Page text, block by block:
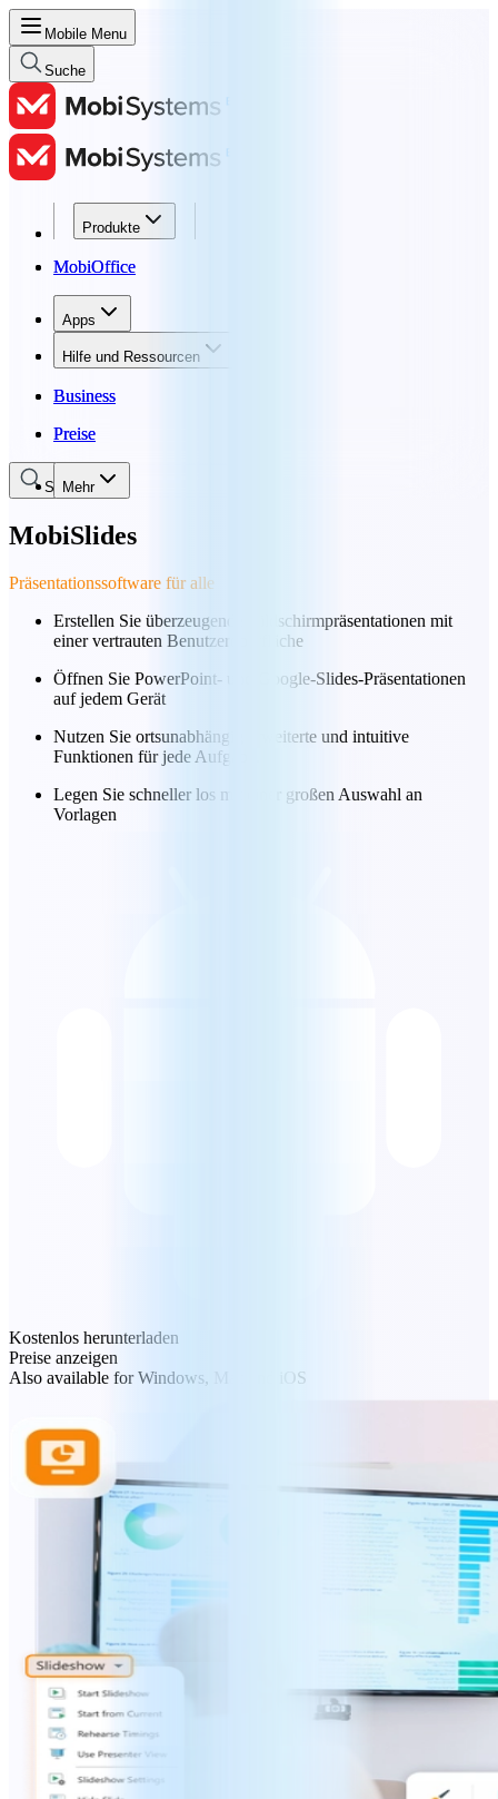
Mobile Menu
Suche
Produkte
MobiOffice
Apps
Hilfe und Ressourcen
Business
Preise
Mehr
Produkte
MobiOffice
Apps
Hilfe und Ressourcen
Business
Preise
Suche
MobiSlides
Präsentationssoftware für alle
Erstellen Sie überzeugende Bildschirmpräsentationen mit
einer vertrauten Benutzeroberfläche
Öffnen Sie PowerPoint- und Google-Slides-Präsentationen
auf jedem Gerät
Nutzen Sie ortsunabhängig erweiterte und intuitive
Funktionen für jede Aufgabe.
Legen Sie schneller los mit einer großen Auswahl an
Vorlagen
Kostenlos herunterladen
Preise anzeigen
Also available for Windows, Mac and iOS